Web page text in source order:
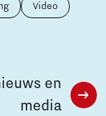
Video
en
media